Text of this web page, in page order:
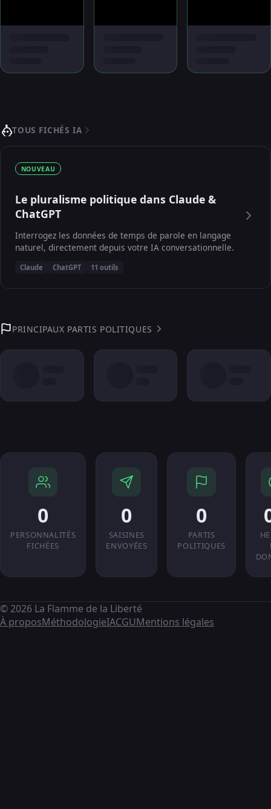
TOUS FICHÉS IA
NOUVEAU
Le pluralisme politique dans Claude &
ChatGPT
Interrogez les données de temps de parole en langage
naturel, directement depuis votre IA conversationnelle.
Claude ChatGPT 11 outils
PRINCIPAUX PARTIS POLITIQUES
0
PERSONNALITÉS
FICHÉES
0
SAISINES
ENVOYÉES
0
PARTIS
POLITIQUES
© 2026 La Flamme de la Liberté
À proposMéthodologieIACGUMentions légales